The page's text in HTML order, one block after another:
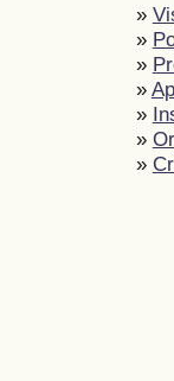
»
»
»
»
»
»
»